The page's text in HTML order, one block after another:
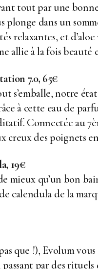
tout par une
plonge dans un
relaxantes, et
allie à la fois
7.0, 65€
s’emballe, notre
à cette eau de
Connectée au
creux des poignets
19€
qu’un bon
calendula de la
que !), Evolum
par des